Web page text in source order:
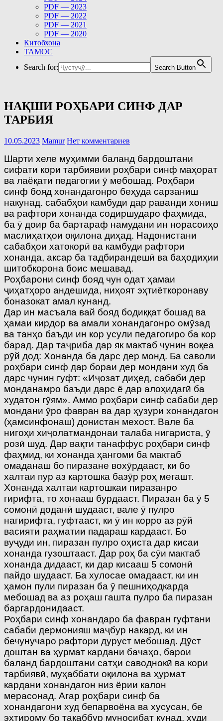
PDF — 2023
PDF — 2022
PDF — 2021
PDF — 2020
Китобхона
ТАМОС
Search for:
Search Button
НАҚШИ РОҲБАРИ СИНФ ДАР
ТАРБИЯ
10.05.2023 Mamur Нет комментариев
Шарти хеле муҳимми баланд бардоштани
сифати кори тарбиявии роҳбари синф маҳорат
ва лаёқати педагогии ӯ мебошад. Роҳбари
синф бояд хонандагонро беҳуда сарзаниш
накунад. сабабҳои камбуди дар раванди хониш
ва рафтори хонанда содиршударо фаҳмида,
ба ӯ доир ба бартараф намудани ин норасоиҳо
маслиҳатҳои оқилона диҳад. Надонистани
сабабҳои хатокорӣ ва камбуди рафтори
хонанда, аксар ба тадбирандешӣ ва баҳодиҳии
шитобкорона боис мешавад.
Роҳбарони синф бояд чун одат ҳамаи
ҷиҳатҳоро андешида, ниҳоят эҳтиёткоронаву
боназокат амал кунанд.
Дар ин масъала вай бояд бодиққат бошад ва
ҳамаи кирдор ва амали хонандагонро омӯзад
ва танҳо баъди ин кор усули педагогиро ба кор
барад. Дар таҷриба дар як мактаб чунин воқеа
рӯй дод: Хонанда ба дарс дер монд. Ба саволи
роҳбари синф дар бораи дер мондани худ ба
дарс чунин гуфт: «Иҷозат диҳед, сабаби дер
монданамро баъди дарс ё дар алоҳидагӣ ба
худатон гӯям». Аммо роҳбари синф сабаби дер
мондани ӯро фавран ва дар ҳузури хонандагон
(ҳамсинфонаш) донистан мехост. Вале ба
нигоҳи хиҷолатмандонаи талаба нигариста, ӯ
розӣ шуд. Дар вақти танаффус роҳбари синф
фаҳмид, ки хонанда ҳангоми ба мактаб
омаданаш бо пиразане вохӯрдааст, ки бо
халтаи пур аз картошка базӯр роҳ мегашт.
Хонанда халтаи картошкаи пиразанро
гирифта, то хонааш бурдааст. Пиразан ба ӯ 5
сомонӣ доданӣ шудааст, вале ӯ пулро
нагирифта, гуфтааст, ки ӯ ин корро аз рӯй
васияти раҳматии падараш кардааст. Бо
вуҷуди ин, пиразан пулро оҳиста дар кисаи
хонанда гузоштааст. Дар роҳ ба сӯи мактаб
хонанда дидааст, ки дар кисааш 5 сомонӣ
пайдо шудааст. Ба хулосае омадааст, ки ин
ҳамон пули пиразан ба ӯ пешниҳодкарда
мебошад ва аз роҳаш гашта пулро ба пиразан
баргардонидааст.
Роҳбари синф хонандаро ба фавран гуфтани
сабаби дермонияш маҷбур накард, ки ин
бечунучаро рафтори дуруст мебошад. Дӯст
доштан ва ҳурмат кардани бачаҳо, барои
баланд бардоштани сатҳи саводнокӣ ва кори
тарбиявӣ, муҳаббати оқилона ва ҳурмат
кардани хонандагон низ ёрии калон
мерасонад. Агар роҳбари синф ба
хонандагони худ бепарвоёна ва хусусан, бе
эҳтирому бо такаббур муносибат кунад, худи